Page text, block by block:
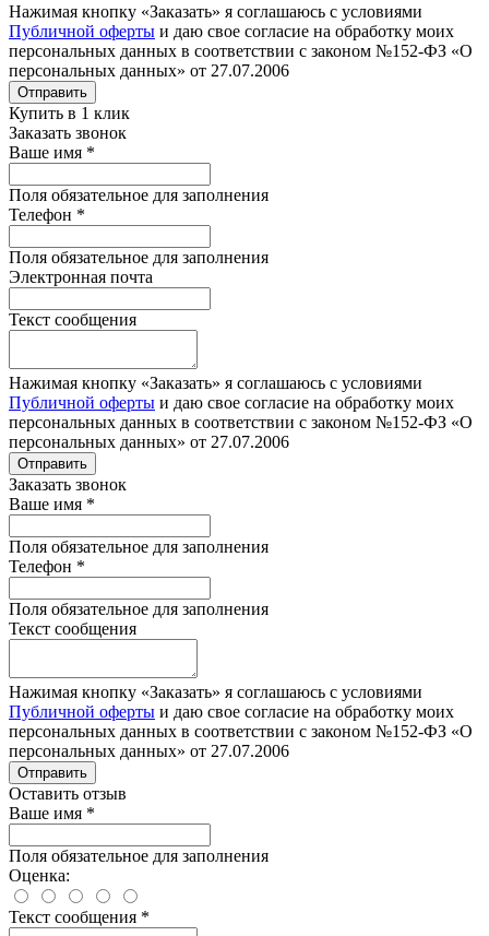
Нажимая кнопку «Заказать» я соглашаюсь с условиями
Публичной оферты и даю свое согласие на обработку моих
персональных данных в соответствии с законом №152-ФЗ «О
персональных данных» от 27.07.2006
Отправить
Купить в 1 клик
Заказать звонок
Ваше имя *
Поля обязательное для заполнения
Телефон *
Поля обязательное для заполнения
Электронная почта
Текст сообщения
Нажимая кнопку «Заказать» я соглашаюсь с условиями
Публичной оферты и даю свое согласие на обработку моих
персональных данных в соответствии с законом №152-ФЗ «О
персональных данных» от 27.07.2006
Отправить
Заказать звонок
Ваше имя *
Поля обязательное для заполнения
Телефон *
Поля обязательное для заполнения
Текст сообщения
Нажимая кнопку «Заказать» я соглашаюсь с условиями
Публичной оферты и даю свое согласие на обработку моих
персональных данных в соответствии с законом №152-ФЗ «О
персональных данных» от 27.07.2006
Отправить
Оставить отзыв
Ваше имя *
Поля обязательное для заполнения
Оценка:
Текст сообщения *